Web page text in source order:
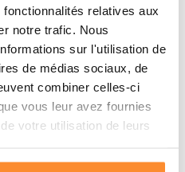
relatives aux
notre trafic. Nous
sur l'utilisation de
de médias sociaux, de
combiner celles-ci
vous leur avez fournies
votre utilisation de leurs
à Ailettes en
de filtre à eau Black